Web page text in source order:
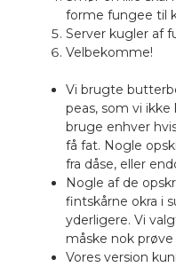
forme fungee til
Server kugler af
Velbekomme!
Vi brugte
peas, som vi
bruge enhver
få fat. Nogle
fra dåse, eller
Nogle af de
fintskårne okra i
yderligere. Vi
måske nok
Vores version